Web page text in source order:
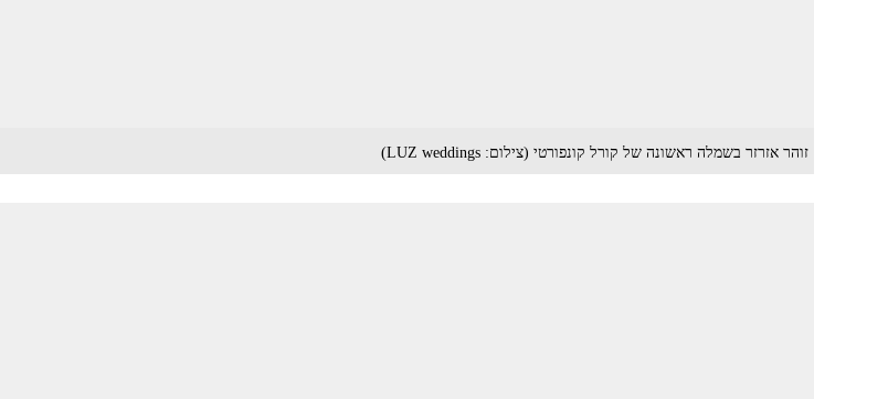
זוהר אזרזר בשמלה ראשונה של קורל קונפורטי (צילום: LUZ weddings)